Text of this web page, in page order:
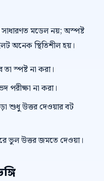
সাধারণত মডেল নয়; অস্পষ্ট
অনেক স্থিতিশীল হয়।
স্পষ্ট না করা।
পরীক্ষা না করা।
শুধু উত্তর দেওয়ার বট
ভুল উত্তর জমতে দেওয়া।